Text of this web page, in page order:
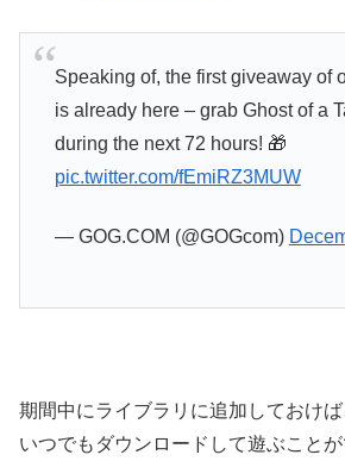
Speaking of, the first giveaway of
is already here – grab Ghost of a
during the next 72 hours! 🎁
pic.twitter.com/fEmiRZ3MUW
— GOG.COM (@GOGcom)
期間中にライブラリに追加しておけ
いつでもダウンロードして遊ぶことが